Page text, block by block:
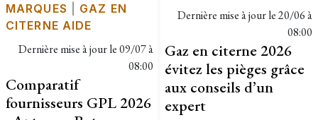
MARQUES
GAZ EN
CITERNE AIDE
Dernière mise à jour le09/07 à
08:00
Comparatif
fournisseurs GPL 2026
Dernière mise à jour le20/06 à
08:00
Gaz en citerne 2026
évitez les pièges grâce
aux conseils d’un
expert